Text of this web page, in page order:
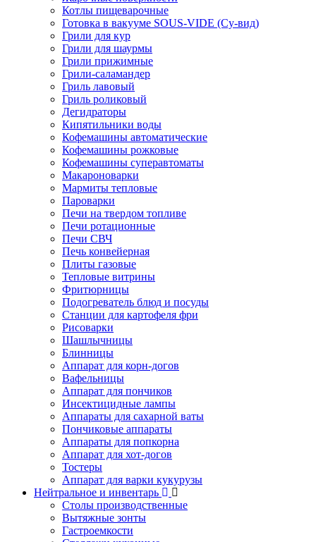
Котлы пищеварочные
Готовка в вакууме SOUS-VIDE (Су-вид)
Грили для кур
Грили для шаурмы
Грили прижимные
Грили-саламандер
Гриль лавовый
Гриль роликовый
Дегидраторы
Кипятильники воды
Кофемашины автоматические
Кофемашины рожковые
Кофемашины суперавтоматы
Макароноварки
Мармиты тепловые
Пароварки
Печи на твердом топливе
Печи ротационные
Печи СВЧ
Печь конвейерная
Плиты газовые
Тепловые витрины
Фритюрницы
Подогреватель блюд и посуды
Станции для картофеля фри
Рисоварки
Шашлычницы
Блинницы
Аппарат для корн-догов
Вафельницы
Аппарат для пончиков
Инсектицидные лампы
Аппараты для сахарной ваты
Пончиковые аппараты
Аппараты для попкорна
Аппарат для хот-догов
Тостеры
Аппарат для варки кукурузы
Нейтральное и инвентарь
Столы производственные
Вытяжные зонты
Гастроемкости